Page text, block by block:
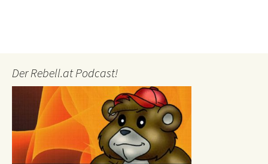
Der Rebell.at Podcast!